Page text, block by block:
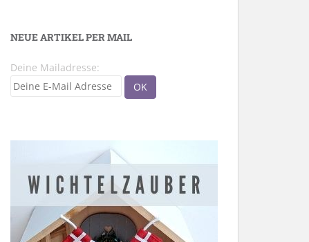
NEUE ARTIKEL PER MAIL
Deine Mailadresse: